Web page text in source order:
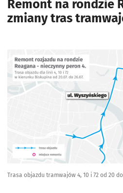
Remont na rondzie
zmiany tras
Trasa objazdu tramwajów 4, 10 i 72 od 20